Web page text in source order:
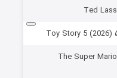
دانلود انیمیشن سوپر ماریو گلکسی The Super Mario